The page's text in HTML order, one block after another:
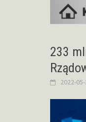
233
2022-05-